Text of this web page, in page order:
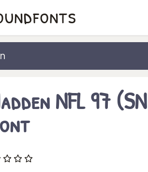
NFL 97